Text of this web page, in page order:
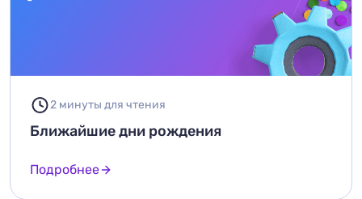
2 минуты для чтения
Ближайшие дни рождения
Подробнее